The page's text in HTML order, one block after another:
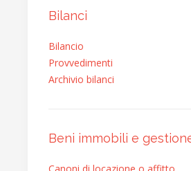
Bilanci
Bilancio
Provvedimenti
Archivio bilanci
Beni immobili e